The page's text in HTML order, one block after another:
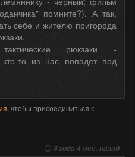
помните?). А так,
себе и жителю пригорода
рюкзаки -
то из нас попадёт под
, чтобы присоединиться к
8 года 4 мес. назад